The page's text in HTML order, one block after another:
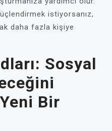
istiyorsanız,
daha fazla kişiye
Sosyal
Bir